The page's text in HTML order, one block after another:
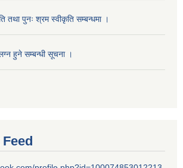
तथा पुनः श्रम स्वीकृति सम्बन्धमा ।
हुने सम्बन्धी सूचना ।